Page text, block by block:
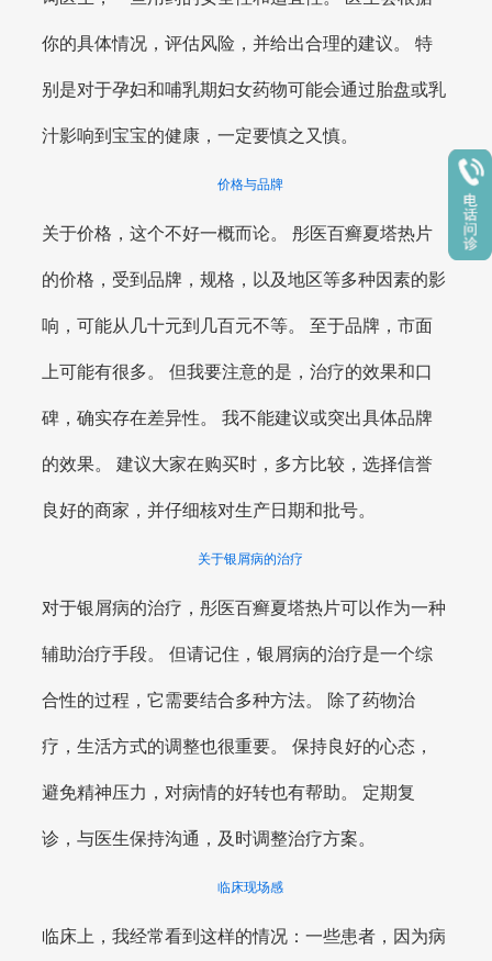
你的具体情况，评估风险，并给出合理的建议。 特
别是对于孕妇和哺乳期妇女药物可能会通过胎盘或乳
汁影响到宝宝的健康，一定要慎之又慎。
价格与品牌
关于价格，这个不好一概而论。 彤医百癣夏塔热片
的价格，受到品牌，规格，以及地区等多种因素的影
响，可能从几十元到几百元不等。 至于品牌，市面
上可能有很多。 但我要注意的是，治疗的效果和口
碑，确实存在差异性。 我不能建议或突出具体品牌
的效果。 建议大家在购买时，多方比较，选择信誉
良好的商家，并仔细核对生产日期和批号。
关于银屑病的治疗
对于银屑病的治疗，彤医百癣夏塔热片可以作为一种
辅助治疗手段。 但请记住，银屑病的治疗是一个综
合性的过程，它需要结合多种方法。 除了药物治
疗，生活方式的调整也很重要。 保持良好的心态，
避免精神压力，对病情的好转也有帮助。 定期复
诊，与医生保持沟通，及时调整治疗方案。
临床现场感
临床上，我经常看到这样的情况：一些患者，因为病